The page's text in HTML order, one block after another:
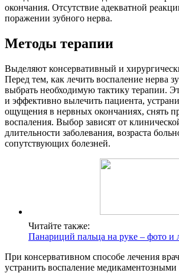
окончания. Отсутствие адекватной
поражении зубного нерва.
Методы терапии
Выделяют консервативный и
Перед тем, как лечить воспаление нерва
выбрать необходимую тактику терапии.
и эффективно вылечить пациента,
ощущения в нервных окончаниях, снять
воспаления. Выбор зависят от
длительности заболевания, возраста
сопутствующих болезней.
Читайте также:
Панариций пальца на руке – фото и
При консервативном способе лечения
устранить воспаление медикаментозными